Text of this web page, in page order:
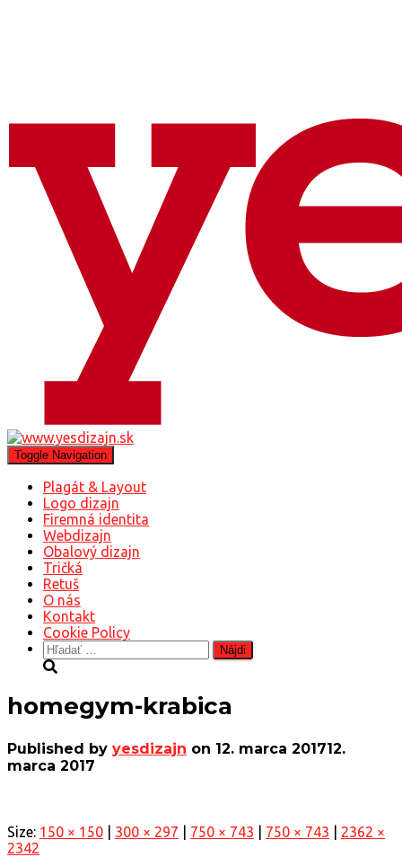
Toggle Navigation
Plagát & Layout
Logo dizajn
Firemná identita
Webdizajn
Obalový dizajn
Tričká
Retuš
O nás
Kontakt
Cookie Policy
Hľadať:
homegym-krabica
Published by yesdizajn on 12. marca 201712.
marca 2017
Size: 150 × 150 300 × 297 750 × 743 750 × 743
2362 ×
2342